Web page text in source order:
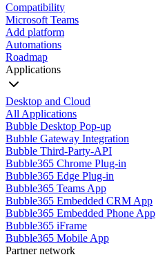
Compatibility
Microsoft Teams
Add platform
Automations
Roadmap
Applications
Desktop and Cloud
All Applications
Bubble Desktop Pop-up
Bubble Gateway Integration
Bubble Third-Party-API
Bubble365 Chrome Plug-in
Bubble365 Edge Plug-in
Bubble365 Teams App
Bubble365 Embedded CRM App
Bubble365 Embedded Phone App
Bubble365 iFrame
Bubble365 Mobile App
Partner network